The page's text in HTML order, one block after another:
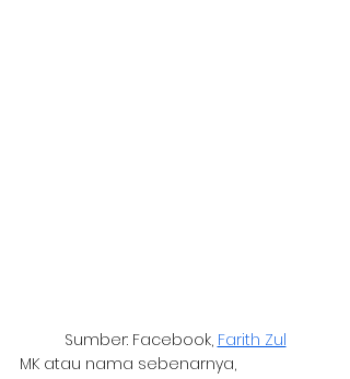
Sumber: Facebook, Farith Zul
MK atau nama sebenarnya,